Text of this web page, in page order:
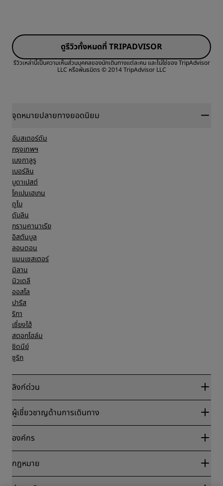
ความคุ้มค่า
ตำแหน่งที่ตั้ง
สะอาด
การบริการ
ดูรีวิวทั้งหมดที่ TRIPADVISOR
รีวิวเหล่านี้เป็นความเห็นส่วนบุคคลของนักเดินทางแต่ละคน และไม่ใช่ของ TripAdvisor
LLC หรือพันธมิตร© 2014 TripAdvisor LLC
จุดหมายปลายทางยอดนิยม
อัมสเตอร์ดัม
กรุงเทพฯ
เบงกาลูรู
เบอร์ลิน
บูดาเปสต์
โคเปนเฮเกน
ดูไบ
ดับลิน
กรานคานาเรีย
อิสตันบูล
ลอนดอน
แมนเชสเตอร์
มิลาน
นิวเดลี
ออสโล
ปารีส
ริกา
เซี่ยงไฮ้
สตอกโฮล์ม
ซิดนีย์
ซูริก
ลิงก์ด่วน
Radisson Rewards
การรับประกันเรทราคาออนไลน์ที่ดีที่สุด
จุดหมายปลายทาง
โรงแรมใหม่และที่กำลังจะเปิด
แอป Radisson Hotels
โรงแรมที่ได้รับอนุมัติให้จัดกิจกรรมกีฬา
ผู้เชี่ยวชาญด้านการเดินทาง
พันธมิตร
องค์กร
Radisson Hotel Group
ตำแหน่งงานที่ RHG
กฎหมาย